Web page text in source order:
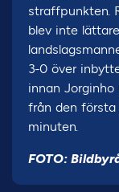
straffpunkten.
blev inte
3-0 över
innan
från den första
minuten.
FOTO: